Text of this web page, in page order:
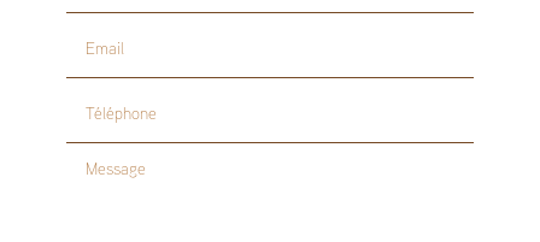
Email
Téléphone
Message